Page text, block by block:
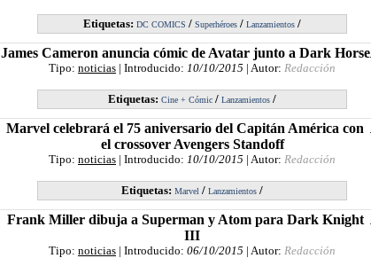
Etiquetas: DC COMICS / Superhéroes / Lanzamientos /
James Cameron anuncia cómic de Avatar junto a Dark Horse
Tipo: noticias | Introducido: 10/10/2015 | Autor: Redacción
Etiquetas: Cine + Cómic / Lanzamientos /
Marvel celebrará el 75 aniversario del Capitán América con
el crossover Avengers Standoff
Tipo: noticias | Introducido: 10/10/2015 | Autor: Redacción
Etiquetas: Marvel / Lanzamientos /
Frank Miller dibuja a Superman y Atom para Dark Knight
III
Tipo: noticias | Introducido: 06/10/2015 | Autor: Redacción